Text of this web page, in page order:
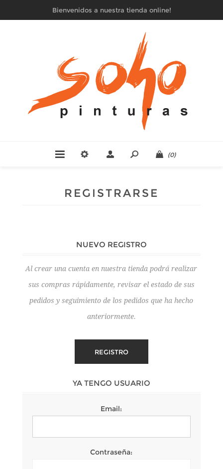
Bienvenidos a nuestra tienda online!
(0)
REGISTRARSE
NUEVO REGISTRO
Al crear una cuenta en nuestra tienda podrá realizar
sus compras rápidamente, revisar el estado de sus
pedidos y seguimiento de los pedidos que ha hecho
anteriormente.
YA TENGO USUARIO
Email:
Contraseña: